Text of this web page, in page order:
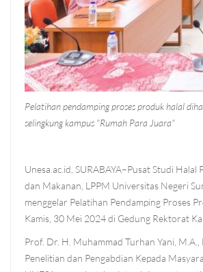
Pelatihan pendamping proses produk halal
selingkung kampus "Rumah Para Juara"
Unesa.ac.id, SURABAYA–Pusat Studi Halal
dan Makanan, LPPM Universitas Negeri
menggelar Pelatihan Pendamping Proses
Kamis, 30 Mei 2024 di Gedung Rektorat
Prof. Dr. H. Muhammad Turhan Yani,
Penelitian dan Pengabdian Kepada